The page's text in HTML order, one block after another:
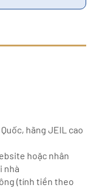
hãng JEIL cao
hoặc nhân
nhà
(tính tiền theo